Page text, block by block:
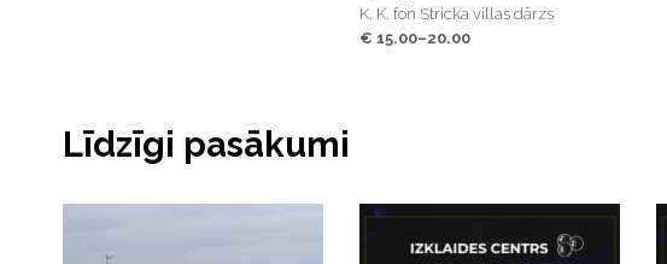
K. K. fon Stricka villas dārzs
€ 15.00–20.00
Līdzīgi pasākumi